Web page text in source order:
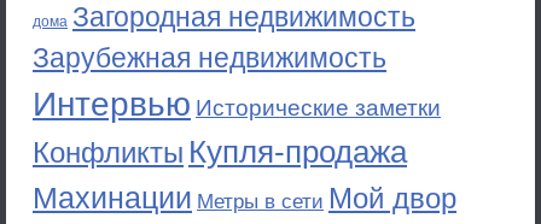
дома Загородная недвижимость
Зарубежная недвижимость
Интервью Исторические заметки
Конфликты Купля-продажа
Махинации Метры в сети Мой двор